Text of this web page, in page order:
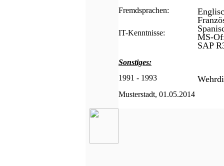
Fremdsprachen:
IT-Kenntnisse:
MS-
SAP
Sonstiges:
1991 - 1993
Musterstadt, 01.05.2014